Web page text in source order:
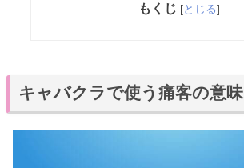
もくじ [とじる]
キャバクラで使う痛客の意味